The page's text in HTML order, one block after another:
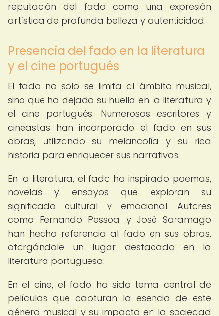
reputación del fado como una expresión
artística de profunda belleza y autenticidad.
Presencia del fado en la literatura
y el cine portugués
El fado no solo se limita al ámbito musical,
sino que ha dejado su huella en la literatura y
el cine portugués. Numerosos escritores y
cineastas han incorporado el fado en sus
obras, utilizando su melancolía y su rica
historia para enriquecer sus narrativas.
En la literatura, el fado ha inspirado poemas,
novelas y ensayos que exploran su
significado cultural y emocional. Autores
como Fernando Pessoa y José Saramago
han hecho referencia al fado en sus obras,
otorgándole un lugar destacado en la
literatura portuguesa.
En el cine, el fado ha sido tema central de
películas que capturan la esencia de este
género musical y su impacto en la sociedad